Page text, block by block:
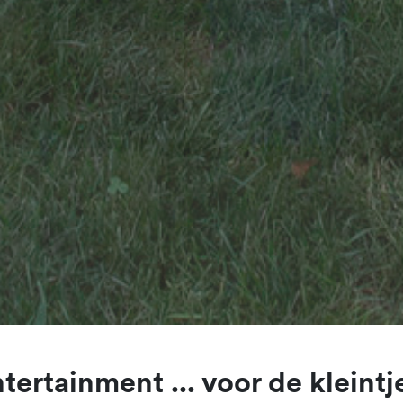
... voor de